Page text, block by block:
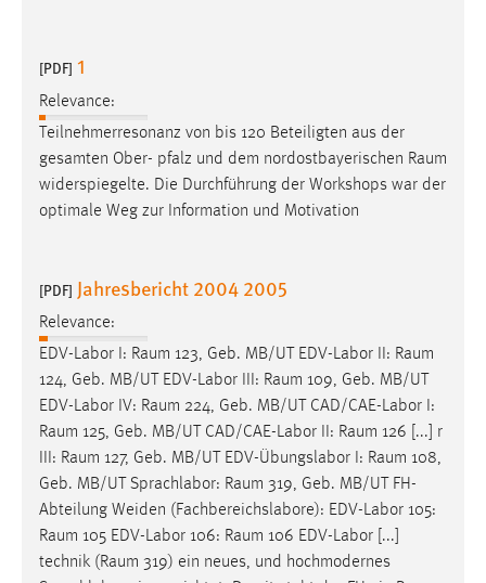
[PDF] 1
Relevance:
Teilnehmerresonanz von bis 120 Beteiligten aus der
gesamten Ober- pfalz und dem nordostbayerischen Raum
widerspiegelte. Die Durchführung der Workshops war der
optimale Weg zur Information und Motivation
[PDF] Jahresbericht 2004 2005
Relevance:
EDV-Labor I: Raum 123, Geb. MB/UT EDV-Labor II: Raum
124, Geb. MB/UT EDV-Labor III: Raum 109, Geb. MB/UT
EDV-Labor IV: Raum 224, Geb. MB/UT CAD/CAE-Labor I:
Raum 125, Geb. MB/UT CAD/CAE-Labor II: Raum 126 [...] r
III: Raum 127, Geb. MB/UT EDV-Übungslabor I: Raum 108,
Geb. MB/UT Sprachlabor: Raum 319, Geb. MB/UT FH-
Abteilung Weiden (Fachbereichslabore): EDV-Labor 105:
Raum 105 EDV-Labor 106: Raum 106 EDV-Labor [...]
technik (Raum 319) ein neues, und hochmodernes